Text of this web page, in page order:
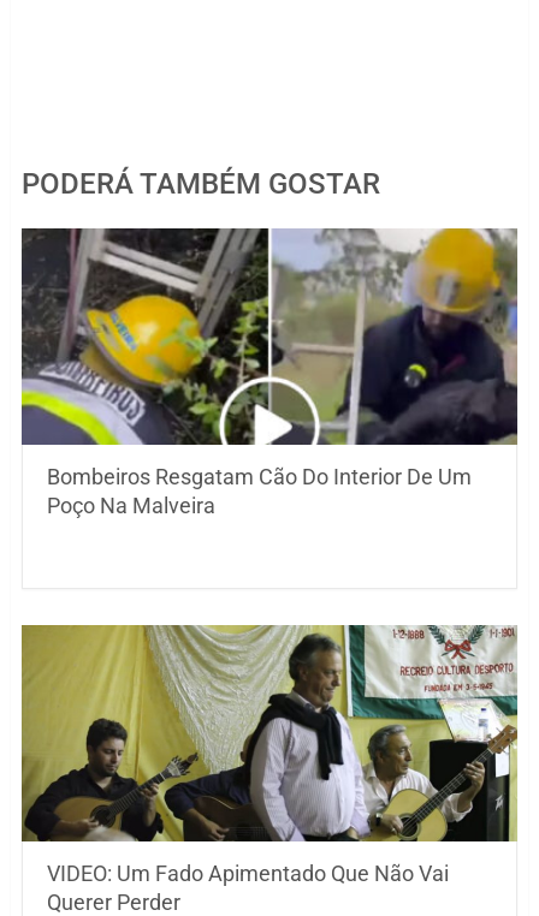
PODERÁ TAMBÉM GOSTAR
Bombeiros Resgatam Cão Do Interior De Um
Poço Na Malveira
VIDEO: Um Fado Apimentado Que Não Vai
Querer Perder